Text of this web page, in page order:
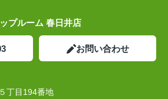
プルーム 春日井店
お問い合わせ
丁目194番地